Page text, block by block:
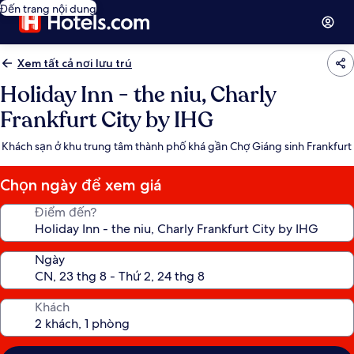
Đến trang nội dung
Xem tất cả nơi lưu trú
Holiday Inn - the niu, Charly
Frankfurt City by IHG
Khách sạn ở khu trung tâm thành phố khá gần Chợ Giáng sinh Frankfurt
Chọn ngày để xem giá
Điểm đến?
Ngày
Khách